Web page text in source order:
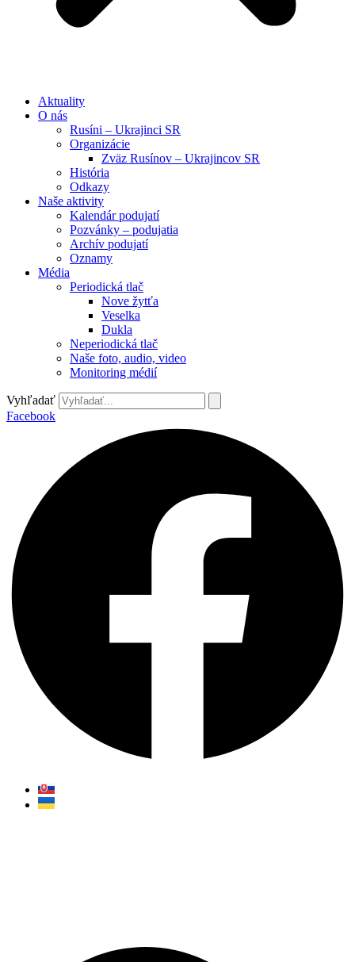
Aktuality
O nás
Rusíni – Ukrajinci SR
Organizácie
Zväz Rusínov – Ukrajincov SR
História
Odkazy
Naše aktivity
Kalendár podujatí
Pozvánky – podujatia
Archív podujatí
Oznamy
Média
Periodická tlač
Nove žytťa
Veselka
Dukla
Neperiodická tlač
Naše foto, audio, video
Monitoring médií
Vyhľadať
Facebook